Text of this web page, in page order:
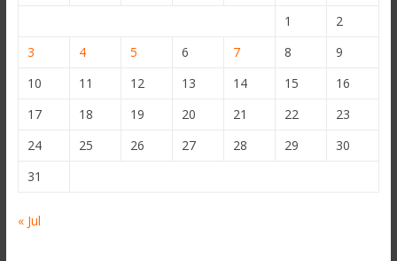
1
2
3
4 5 6 7 8
9
10
11 12 13 14 15
16
17
18 19 20 21 22
23
24
25 26 27 28 29
30
31
« Jul